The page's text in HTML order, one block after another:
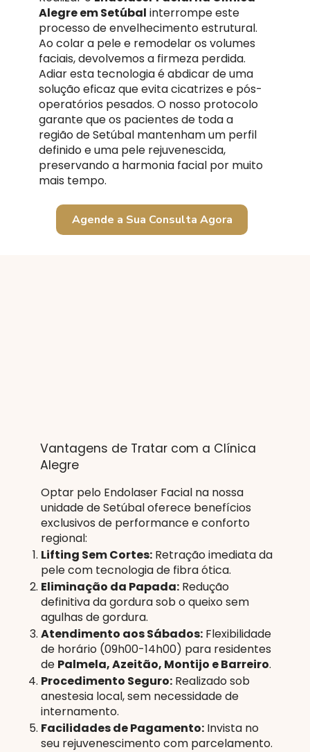
Alegre em Setúbal interrompe este
processo de envelhecimento estrutural.
Ao colar a pele e remodelar os volumes
faciais, devolvemos a firmeza perdida.
Adiar esta tecnologia é abdicar de uma
solução eficaz que evita cicatrizes e pós-
operatórios pesados. O nosso protocolo
garante que os pacientes de toda a
região de Setúbal mantenham um perfil
definido e uma pele rejuvenescida,
preservando a harmonia facial por muito
mais tempo.
Agende a Sua Consulta Agora
Vantagens de Tratar com a Clínica
Alegre
Optar pelo Endolaser Facial na nossa
unidade de Setúbal oferece benefícios
exclusivos de performance e conforto
regional:
Lifting Sem Cortes:Retração imediata da
pele com tecnologia de fibra ótica.
Eliminação da Papada:Redução
definitiva da gordura sob o queixo sem
agulhas de gordura.
Atendimento aos Sábados:Flexibilidade
de horário (09h00-14h00) para residentes
de Palmela, Azeitão, Montijo e Barreiro.
Procedimento Seguro:Realizado sob
anestesia local, sem necessidade de
internamento.
Facilidades de Pagamento:Invista no
seu rejuvenescimento com parcelamento.